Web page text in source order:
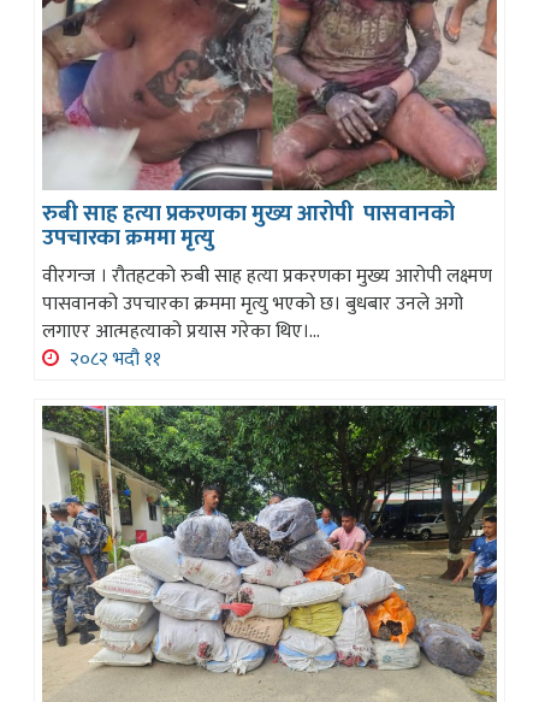
रुबी साह हत्या प्रकरणका मुख्य आरोपी पासवानको
उपचारका क्रममा मृत्यु
वीरगन्ज । रौतहटको रुबी साह हत्या प्रकरणका मुख्य आरोपी लक्ष्मण
पासवानको उपचारका क्रममा मृत्यु भएको छ। बुधबार उनले अगो
लगाएर आत्महत्याको प्रयास गरेका थिए।...
२०८२ भदौ ११